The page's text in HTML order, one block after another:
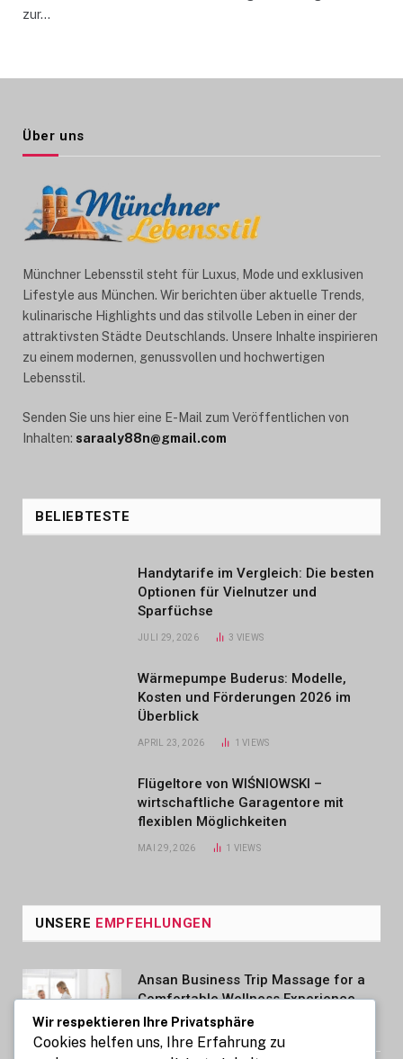
zur…
Über uns
Münchner Lebensstil steht für Luxus, Mode und exklusiven
Lifestyle aus München. Wir berichten über aktuelle Trends,
kulinarische Highlights und das stilvolle Leben in einer der
attraktivsten Städte Deutschlands. Unsere Inhalte inspirieren
zu einem modernen, genussvollen und hochwertigen
Lebensstil.
Senden Sie uns hier eine E-Mail zum Veröffentlichen von
Inhalten: saraaly88n@gmail.com
BELIEBTESTE
Handytarife im Vergleich: Die besten
Optionen für Vielnutzer und
Sparfüchse
JULI 29, 2026 3 VIEWS
Wärmepumpe Buderus: Modelle,
Kosten und Förderungen 2026 im
Überblick
APRIL 23, 2026 1VIEWS
Flügeltore von WIŚNIOWSKI –
wirtschaftliche Garagentore mit
flexiblen Möglichkeiten
MAI 29, 2026 1 VIEWS
UNSERE EMPFEHLUNGEN
Ansan Business Trip Massage for a
Comfortable Wellness Experience
AUGUST 7, 2026
Wir respektieren Ihre Privatsphäre
Cookies helfen uns, Ihre Erfahrung zu